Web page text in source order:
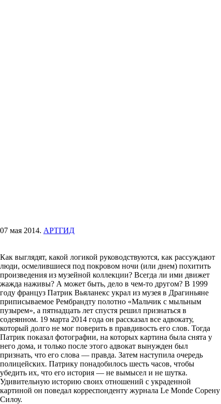
07 мая 2014. АРТГИД
Как выглядят, какой логикой руководствуются, как рассуждают
люди, осмелившиеся под покровом ночи (или днем) похитить
произведения из музейной коллекции? Всегда ли ими движет
жажда наживы? А может быть, дело в чем-то другом? В 1999
году француз Патрик Вьяланекс украл из музея в Драгиньяне
приписываемое Рембрандту полотно «Мальчик с мыльным
пузырем», а пятнадцать лет спустя решил признаться в
содеянном. 19 марта 2014 года он рассказал все адвокату,
который долго не мог поверить в правдивость его слов. Тогда
Патрик показал фотографии, на которых картина была снята у
него дома, и только после этого адвокат вынужден был
признать, что его слова — правда. Затем наступила очередь
полицейских. Патрику понадобилось шесть часов, чтобы
убедить их, что его история — не вымысел и не шутка.
Удивительную историю своих отношений с украденной
картиной он поведал корреспонденту журнала Le Monde Сорену
Силоу.